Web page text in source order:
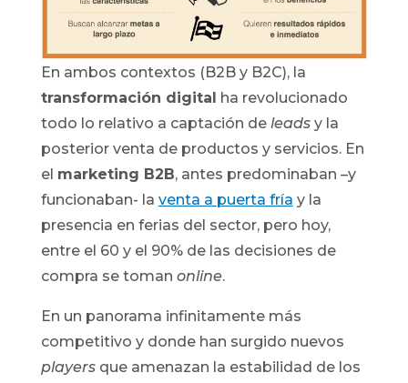
En ambos contextos (B2B y B2C), la
transformación digital
ha revolucionado
todo lo relativo a captación de leadsy la
posterior venta de productos y servicios. En
el marketing B2B, antes predominaban –y
funcionaban- la venta a puerta fría y la
presencia en ferias del sector, pero hoy,
entre el 60 y el 90% de las decisiones de
compra se toman online.
En un panorama infinitamente más
competitivo y donde han surgido nuevos
playersque amenazan la estabilidad de los